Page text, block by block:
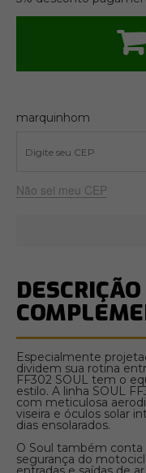
marquinhom
Não sei meu CEP
DESCRIÇÃO
Especialmente
dividem sua rotina
FF302 SOUL tem o
estilo. A linha SOUL
com meticulosa
viseira e óculos solar
dias ensolarados.
O Soul também conta
segurança do